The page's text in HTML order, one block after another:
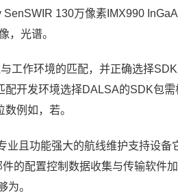
130万像素IMX990
，光谱。
工作环境的匹配，并正确选择
开发环境选择DALSA的SDK包需
例如，若。
业且功能强大的航线维护支持设备
的配置控制数据收集与传输软件
为。